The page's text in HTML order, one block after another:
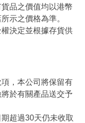
品之價值均以港幣
示之價格為準。
決定並根據存貨供
，本公司將保留有
於有關產品送交予
超過30天仍未收取